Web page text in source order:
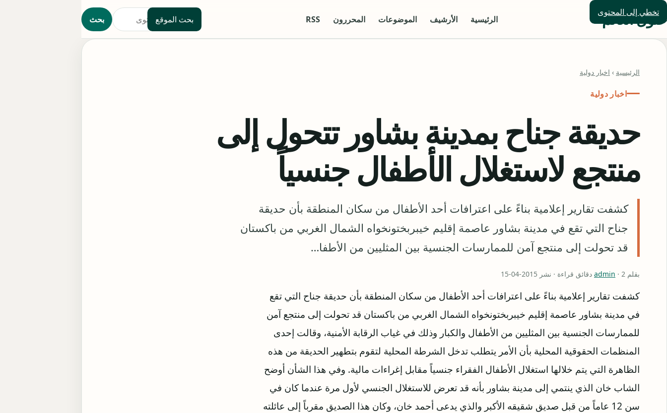
تخطي إلى المحتوى
حلول العالم الرئيسية الأرشيف الموضوعات المحررون RSS بحث الموقع بحث
الرئيسية › اخبار دولية
اخبار دولية
حديقة جناح بمدينة بشاور تتحول إلى
منتجع لاستغلال الأطفال جنسياً
كشفت تقارير إعلامية بناءً على اعترافات أحد الأطفال من سكان المنطقة بأن حديقة
جناح التي تقع في مدينة بشاور عاصمة إقليم خيبربختونخواه الشمال الغربي من باكستان
قد تحولت إلى منتجع آمن للممارسات الجنسية بين المثليين من الأطفا…
بقلم admin · 2 دقائق قراءة · نشر 2015-04-15
كشفت تقارير إعلامية بناءً على اعترافات أحد الأطفال من سكان المنطقة بأن حديقة جناح التي تقع
في مدينة بشاور عاصمة إقليم خيبربختونخواه الشمال الغربي من باكستان قد تحولت إلى منتجع آمن
للممارسات الجنسية بين المثليين من الأطفال والكبار وذلك في غياب الرقابة الأمنية، وقالت إحدى
المنظمات الحقوقية المحلية بأن الأمر يتطلب تدخل الشرطة المحلية لتقوم بتطهير الحديقة من هذه
الظاهرة التي يتم خلالها استغلال الأطفال الفقراء جنسياً مقابل إغراءات مالية. وفي هذا الشأن أوضح
الشاب خان الذي ينتمي إلى مدينة بشاور بأنه قد تعرض للاستغلال الجنسي لأول مرة عندما كان في
سن 12 عاماً من قبل صديق شقيقه الأكبر والذي يدعى أحمد خان، وكان هذا الصديق مقرباً إلى عائلته